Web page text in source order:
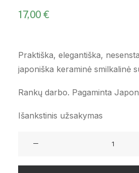
17,00€
Praktiška, elegantiška,
japoniška keraminė smilkalinė
Rankų darbo. Pagaminta
Išankstinis užsakymas
Ruda